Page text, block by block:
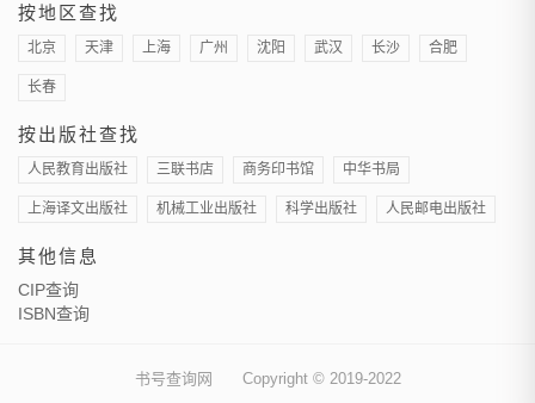
按地区查找
北京 天津 上海 广州 沈阳 武汉 长沙 合肥
长春
按出版社查找
人民教育出版社 三联书店 商务印书馆 中华书局
上海译文出版社 机械工业出版社 科学出版社 人民邮电出版社
其他信息
CIP查询
ISBN查询
书号查询网 Copyright © 2019-2022